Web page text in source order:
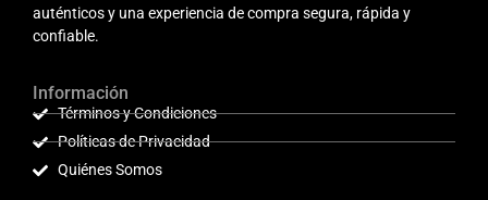
auténticos y una experiencia de compra segura, rápida y
confiable.
Información
Términos y Condiciones
Políticas de Privacidad
Quiénes Somos